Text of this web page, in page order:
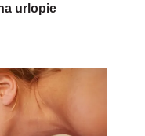
urlopie